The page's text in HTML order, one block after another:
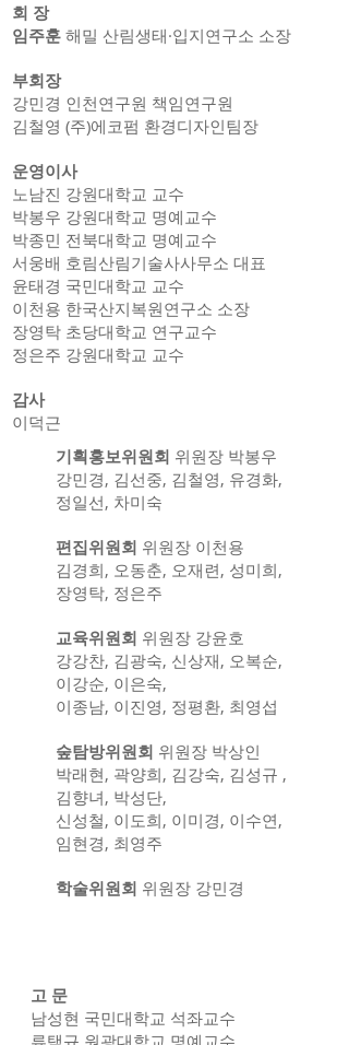
회 장
임주훈 해밀 산림생태·입지연구소 소장
부회장
강민경 인천연구원 책임연구원
김철영 (주)에코펌 환경디자인팀장
운영이사
노남진 강원대학교 교수
박봉우 강원대학교 명예교수
박종민 전북대학교 명예교수
서웅배 호림산림기술사사무소 대표
윤태경 국민대학교 교수
이천용 한국산지복원연구소 소장
장영탁 초당대학교 연구교수
정은주 강원대학교 교수
감사
​이덕근
기획홍보위원회 위원장 박봉우
강민경, 김선중, 김철영, 유경화,
정일선, 차미숙
편집위원회 위원장 이천용
김경희, 오동춘, 오재련, 성미희,
장영탁, 정은주
교육위원회 위원장 강윤호
​강강찬, 김광숙, 신상재, 오복순,
이강순, 이은숙,
이종남, 이진영, 정평환, 최영섭
숲탐방위원회 위원장 박상인
박래현, 곽양희, 김강숙, 김성규 ,
김향녀, 박성단,
신성철, 이도희, 이미경, 이수연,
임현경, 최영주
학술위원회 위원장 강민경
고 문
남성현 국민대학교 석좌교수
류택규 원광대학교 명예교수